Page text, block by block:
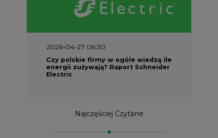
2026-04-27 06:30
Czy polskie firmy w ogóle wiedzą ile
energii zużywają? Raport Schneider
Electric
Najczęściej Czytane